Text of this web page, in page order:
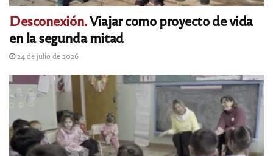
Desconexión.Viajar como proyecto de vida
en la segunda mitad
24 de julio de 2026